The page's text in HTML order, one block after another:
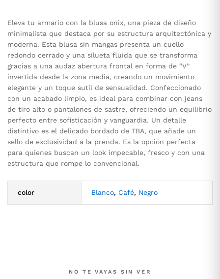
Eleva tu armario con la blusa onix, una pieza de diseño
minimalista que destaca por su estructura arquitectónica y
moderna. Esta blusa sin mangas presenta un cuello
redondo cerrado y una silueta fluida que se transforma
gracias a una audaz abertura frontal en forma de “V”
invertida desde la zona media, creando un movimiento
elegante y un toque sutil de sensualidad. Confeccionado
con un acabado limpio, es ideal para combinar con jeans
de tiro alto o pantalones de sastre, ofreciendo un equilibrio
perfecto entre sofisticación y vanguardia. Un detalle
distintivo es el delicado bordado de TBA, que añade un
sello de exclusividad a la prenda. Es la opción perfecta
para quienes buscan un look impecable, fresco y con una
estructura que rompe lo convencional.
color Blanco, Café, Negro
NO TE VAYAS SIN VER